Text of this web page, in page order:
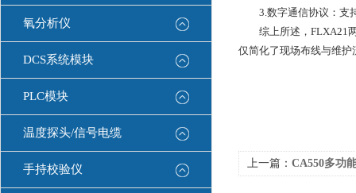
氧分析仪
DCS系统模块
PLC模块
温度探头/信号电缆
手持校验仪
3.数字通信协议：支持
综上所述，FLXA21两
仅简化了现场布线与维
上一篇： CA550多功能校验仪